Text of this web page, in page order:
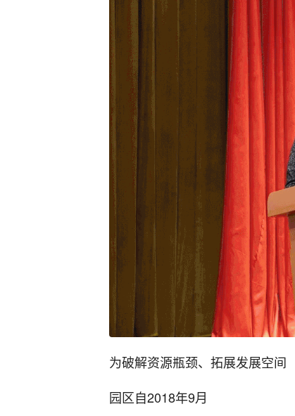
为破解资源瓶颈、拓展发展空间
园区自2018年9月